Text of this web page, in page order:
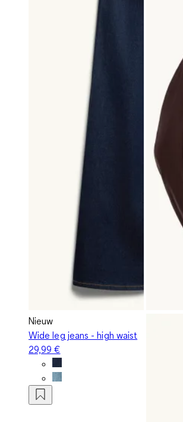
Nieuw
Wide leg jeans - high waist
29,99 €